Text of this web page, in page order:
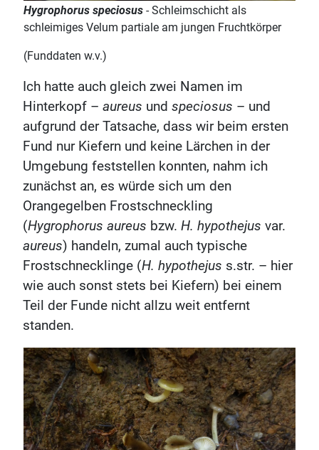
Hygrophorus speciosus - Schleimschicht als
schleimiges Velum partiale am jungen Fruchtkörper
(Funddaten w.v.)
Ich hatte auch gleich zwei Namen im
Hinterkopf – aureus und speciosus – und
aufgrund der Tatsache, dass wir beim ersten
Fund nur Kiefern und keine Lärchen in der
Umgebung feststellen konnten, nahm ich
zunächst an, es würde sich um den
Orangegelben Frostschneckling
(Hygrophorus aureus bzw. H. hypothejus var.
aureus) handeln, zumal auch typische
Frostschnecklinge (H. hypothejus s.str. – hier
wie auch sonst stets bei Kiefern) bei einem
Teil der Funde nicht allzu weit entfernt
standen.